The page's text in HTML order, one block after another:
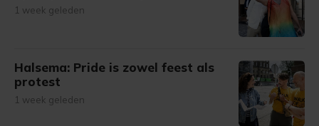
1 week geleden
Halsema: Pride is zowel feest als
protest
1 week geleden